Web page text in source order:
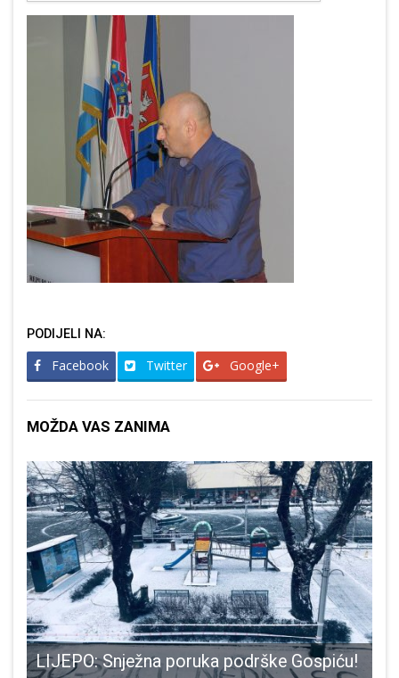
PODIJELI NA:
Facebook Twitter Google+
MOŽDA VAS ZANIMA
LIJEPO: Snježna poruka podrške Gospiću!